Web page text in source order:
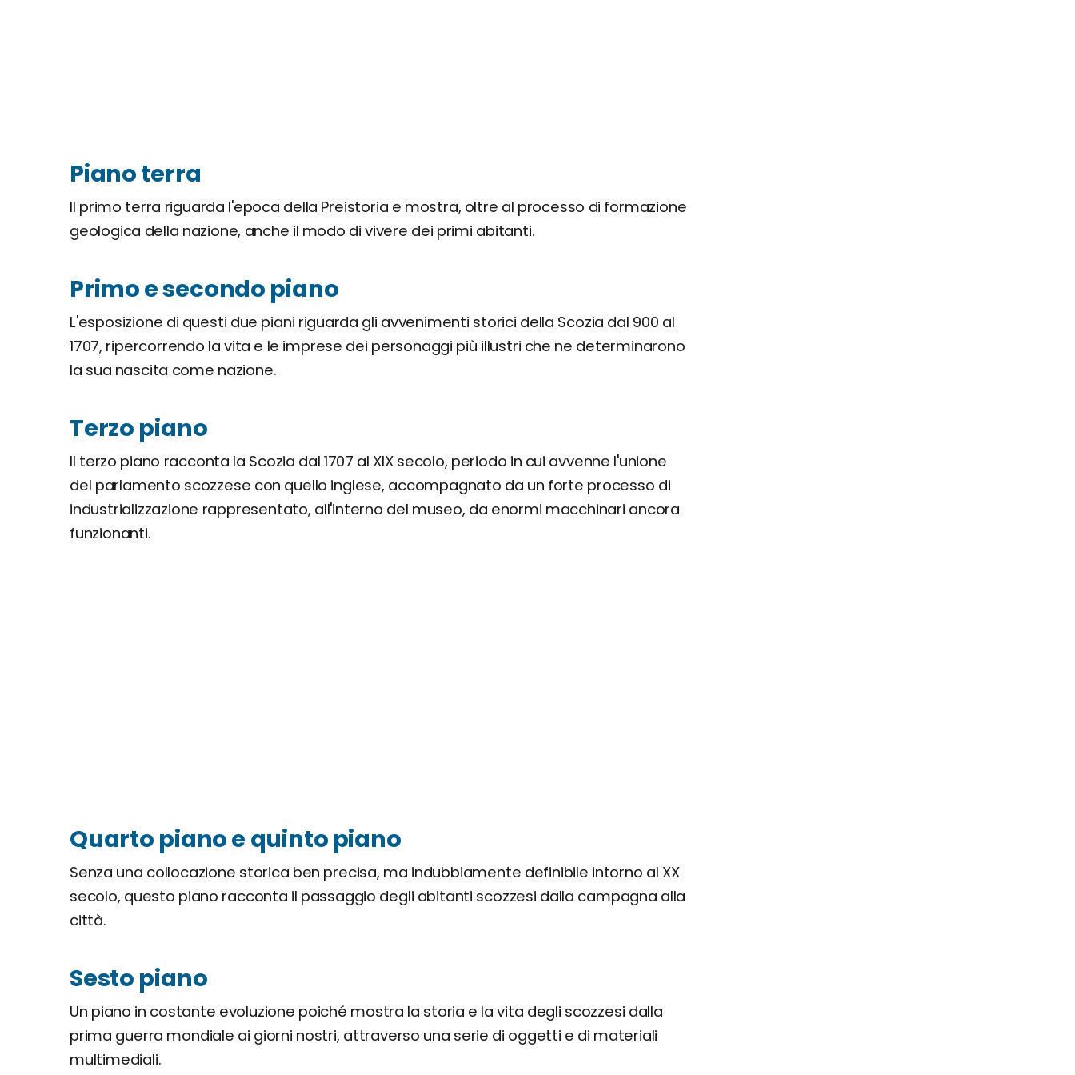
Piano terra
Il primo terra riguarda l'epoca della Preistoria e mostra, oltre al processo di formazione
geologica della nazione, anche il modo di vivere dei primi abitanti.
Primo e secondo piano
L'esposizione di questi due piani riguarda gli avvenimenti storici della Scozia dal 900 al
1707, ripercorrendo la vita e le imprese dei personaggi più illustri che ne determinarono
la sua nascita come nazione.
Terzo piano
Il terzo piano racconta la Scozia dal 1707 al XIX secolo, periodo in cui avvenne l'unione
del parlamento scozzese con quello inglese, accompagnato da un forte processo di
industrializzazione rappresentato, all'interno del museo, da enormi macchinari ancora
funzionanti.
Quarto piano e quinto piano
Senza una collocazione storica ben precisa, ma indubbiamente definibile intorno al XX
secolo, questo piano racconta il passaggio degli abitanti scozzesi dalla campagna alla
città.
Sesto piano
Un piano in costante evoluzione poiché mostra la storia e la vita degli scozzesi dalla
prima guerra mondiale ai giorni nostri, attraverso una serie di oggetti e di materiali
multimediali.